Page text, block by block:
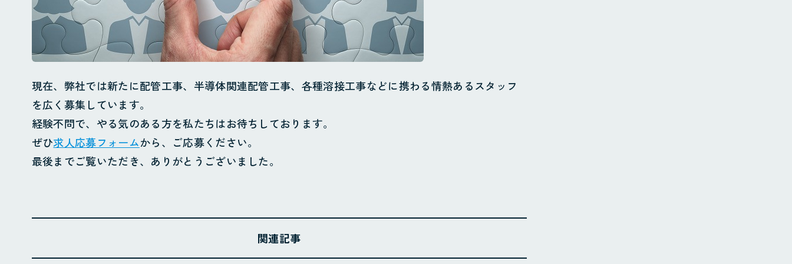
現在、弊社では新たに配管工事、半導体関連配管工事、各種溶接工事などに携わる情熱あるスタッフ
を広く募集しています。
経験不問で、やる気のある方を私たちはお待ちしております。
ぜひ求人応募フォームから、ご応募ください。
最後までご覧いただき、ありがとうございました。
関連記事